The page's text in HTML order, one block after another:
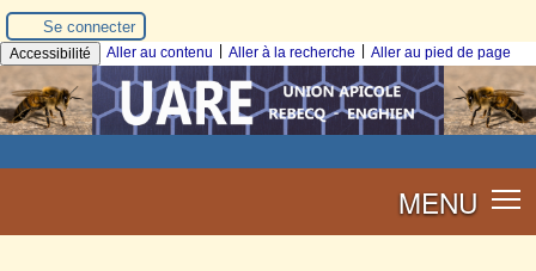
Se connecter
Accessibilité Aller au contenu Aller à la recherche Aller au pied de page
MENU